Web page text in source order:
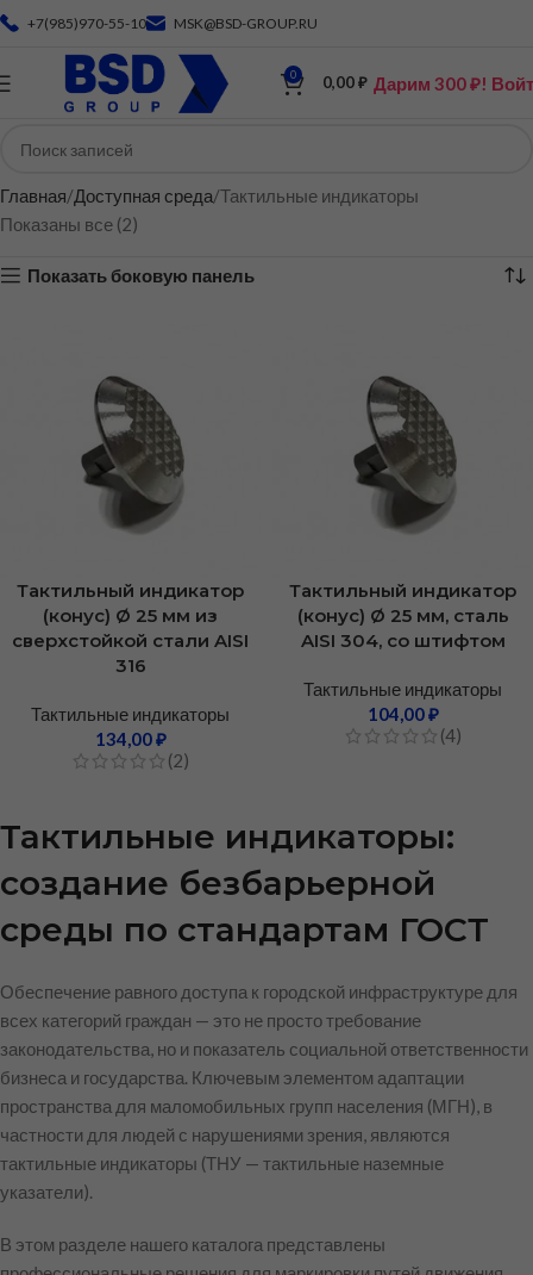
+7(985)970-55-10 MSK@BSD-GROUP.RU
0 0,00₽ Дарим 300 ₽!
Главная Доступная среда Тактильные индикаторы
Показаны все (2)
Показать боковую панель
Тактильный индикатор
(конус) Ø 25 мм из
сверхстойкой стали AISI
316
Тактильные индикаторы
134,00₽
(2)
Тактильный индикатор
(конус) Ø 25 мм, сталь
AISI 304, со штифтом
Тактильные индикаторы
104,00₽
(4)
Тактильные индикаторы:
создание безбарьерной
среды по стандартам ГОСТ
Обеспечение равного доступа к городской инфраструктуре для
всех категорий граждан — это не просто требование
законодательства, но и показатель социальной ответственности
бизнеса и государства. Ключевым элементом адаптации
пространства для маломобильных групп населения (МГН), в
частности для людей с нарушениями зрения, являются
тактильные индикаторы (ТНУ — тактильные наземные
указатели).
В этом разделе нашего каталога представлены